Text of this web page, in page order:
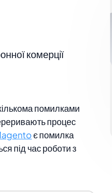
комерції
помилками
процес
є помилка
під час роботи з